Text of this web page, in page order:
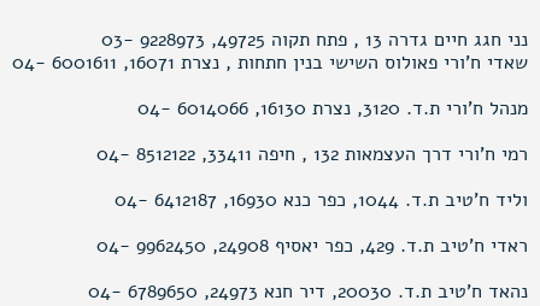
נני חגג חיים גדרה 13 , פתח תקוה 49725, 9228973 -03
שאדי ח’ורי פאולוס השישי בנין חתחות , נצרת 16071, 6001611 -04
מנהל ח’ורי ת.ד. 3120, נצרת 16130, 6014066 -04
רמי ח’ורי דרך העצמאות 132 , חיפה 33411, 8512122 -04
וליד ח’טיב ת.ד. 1044, כפר כנא 16930, 6412187 -04
ראדי ח’טיב ת.ד. 429, כפר יאסיף 24908, 9962450 -04
נהאד ח’טיב ת.ד. 20030, דיר חנא 24973, 6789650 -04